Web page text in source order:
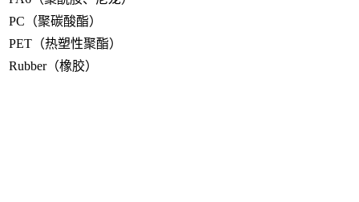
PC（聚碳酸酯）
PET（热塑性聚酯）
Rubber（橡胶）